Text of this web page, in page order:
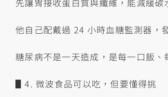
他自己配戴過 24 小時血糖監測器，
糖尿病不是一天造成，是每一口飯、
▋4. 微波食品可以吃，但要懂得挑